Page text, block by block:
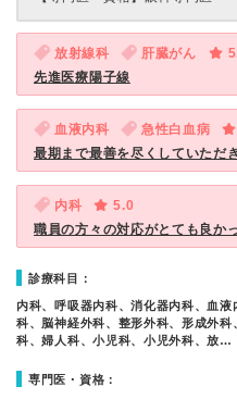
放射線科 肝臓がん
先進医療陽子線
血液内科 急性白血病
最期まで最善を尽くしていただ
内科
5.0
職員の方々の対応がとても良か
診療科目：
内科、呼吸器内科、消化器内科、血
科、脳神経外科、整形外科、形成外
科、婦人科、小児科、小児外科、放…
専門医・資格：